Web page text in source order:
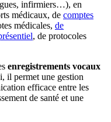
infirmiers…), en
médicaux, de comptes
médicales, de
, de protocoles
enregistrements vocaux
il permet une gestion
efficace entre les
de santé et une